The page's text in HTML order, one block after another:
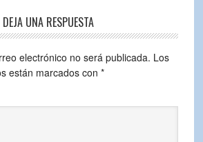
DEJA UNA RESPUESTA
electrónico no será publicada. Los
están marcados con *